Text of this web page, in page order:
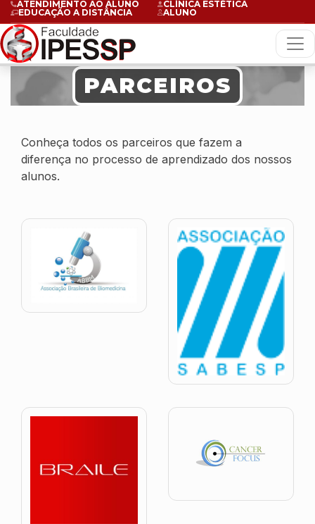
ATENDIMENTO AO ALUNO
CLÍNICA ESTÉTICA
EDUCAÇÃO A DISTÂNCIA
ALUNO
PARCEIROS
Conheça todos os parceiros que fazem a
diferença no processo de aprendizado dos nossos
alunos.